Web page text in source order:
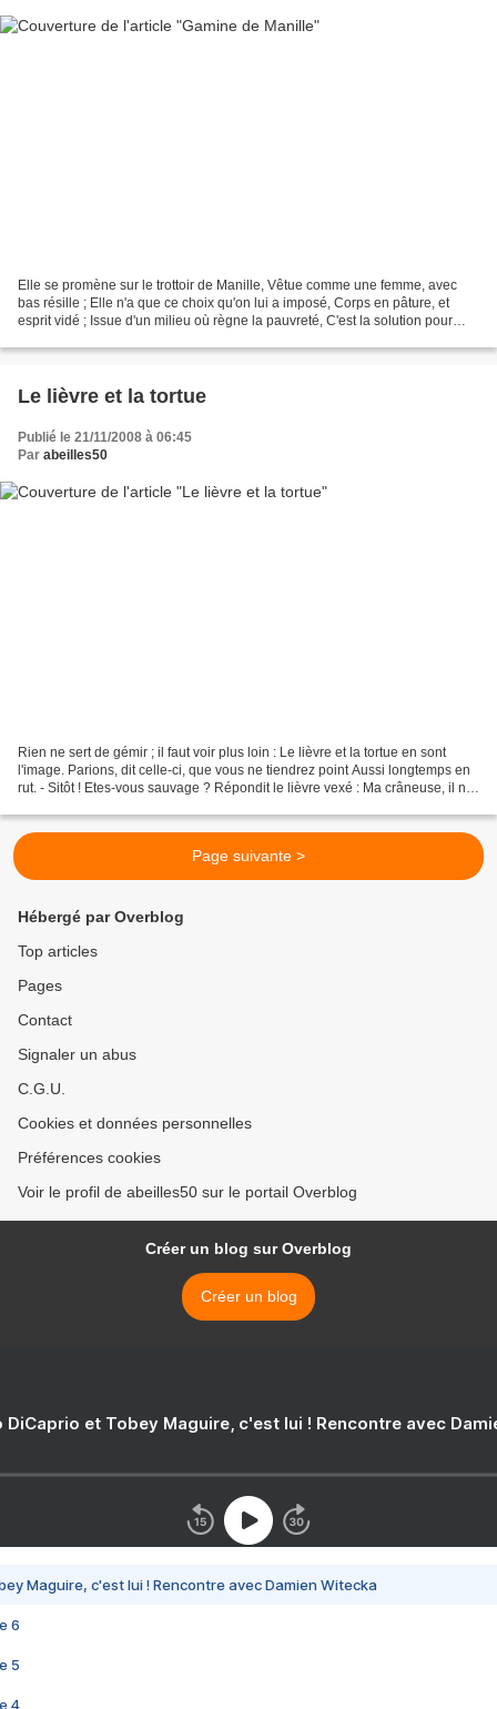
Elle se promène sur le trottoir de Manille, Vêtue comme une femme, avec
bas résille ; Elle n'a que ce choix qu'on lui a imposé, Corps en pâture, et
esprit vidé ; Issue d'un milieu où règne la pauvreté, C'est la solution pour
Le lièvre et la tortue
Publié le 21/11/2008 à 06:45
Par abeilles50
Rien ne sert de gémir ; il faut voir plus loin : Le lièvre et la tortue en sont
l'image. Parions, dit celle-ci, que vous ne tiendrez point Aussi longtemps en
rut. - Sitôt ! Etes-vous sauvage ? Répondit le lièvre vexé : Ma crâneuse, il ne
Page suivante >
Hébergé par Overblog
Top articles
Pages
Contact
Signaler un abus
C.G.U.
Cookies et données personnelles
Préférences cookies
Voir le profil de abeilles50 sur le portail Overblog
Créer un blog sur Overblog
Créer un blog
DiCaprio et Tobey Maguire, c'est lui ! Rencontre avec
Maguire, c'est lui ! Rencontre avec Damien Witecka
6
5
4